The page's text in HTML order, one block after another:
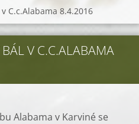
C.c.Alabama 8.4.2016
V C.C.ALABAMA
Alabama v Karviné se